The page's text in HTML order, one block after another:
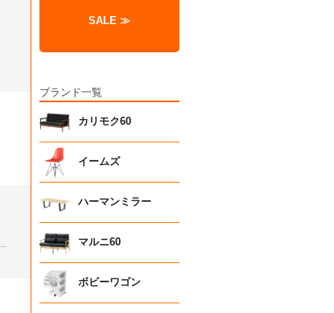
SALE ≫
ブランド一覧
カリモク60
イームズ
ハーマンミラー
マルニ60
ボビーワゴン